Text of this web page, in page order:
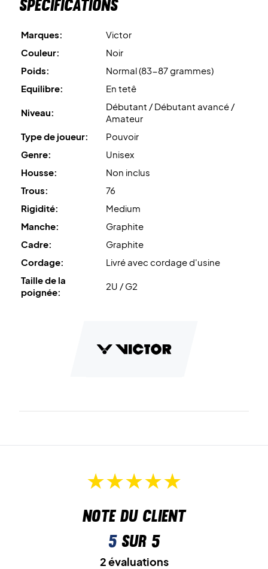
Spécifications
Marques:
Victor
Couleur:
Noir
Poids:
Normal (83-87 grammes)
Equilibre:
En tetê
Niveau:
Débutant / Débutant avancé /
Amateur
Type de joueur:
Pouvoir
Genre:
Unisex
Housse:
Non inclus
Trous:
76
Rigidité:
Medium
Manche:
Graphite
Cadre:
Graphite
Cordage:
Livré avec cordage d'usine
Taille de la
poignée:
2U / G2
Note du client
5sur 5
2 évaluations